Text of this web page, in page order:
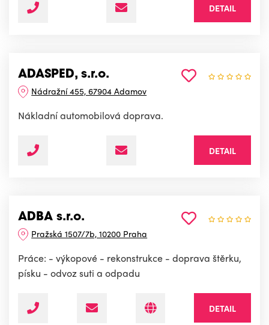
DETAIL
ADASPED, s.r.o.
Nádražní 455, 67904 Adamov
Nákladní automobilová doprava.
DETAIL
ADBA s.r.o.
Pražská 1507/7b, 10200 Praha
Práce: - výkopové - rekonstrukce - doprava štěrku,
písku - odvoz suti a odpadu
DETAIL